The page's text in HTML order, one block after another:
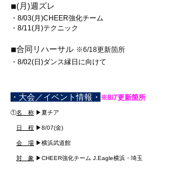
◾︎(月)週ズレ
・8/03(月)CHEER強化チーム
・8/11(月)テクニック
◾︎合同リハーサル ※6/18更新箇所
・8/02(日)ダンス縁日に向けて
・大会／イベント情報・ ※8/7更新箇所
①名　称 ▶︎夏チア
日　程 ▶︎8/07(金)
会　場 ▶横浜武道館
対　象 ▶CHEER強化チーム J.Eagle横浜・埼玉